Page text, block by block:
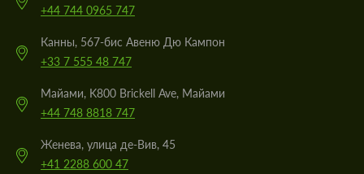
+44 744 0965 747
Канны, 567-бис Авеню Дю Кампон
+33 7 555 48 747
Майами, K800 Brickell Ave, Майами
+44 748 8818 747
Женева, улица де-Вив, 45
+41 2288 600 47